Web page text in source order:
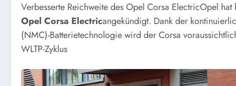
Verbesserte Reichweite des Opel Corsa ElectricOpel hat
Opel Corsa Electricangekündigt. Dank der
(NMC)-Batterietechnologie wird der Corsa
WLTP-Zyklus